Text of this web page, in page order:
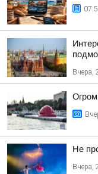
Вчера,
Не
Вчера,